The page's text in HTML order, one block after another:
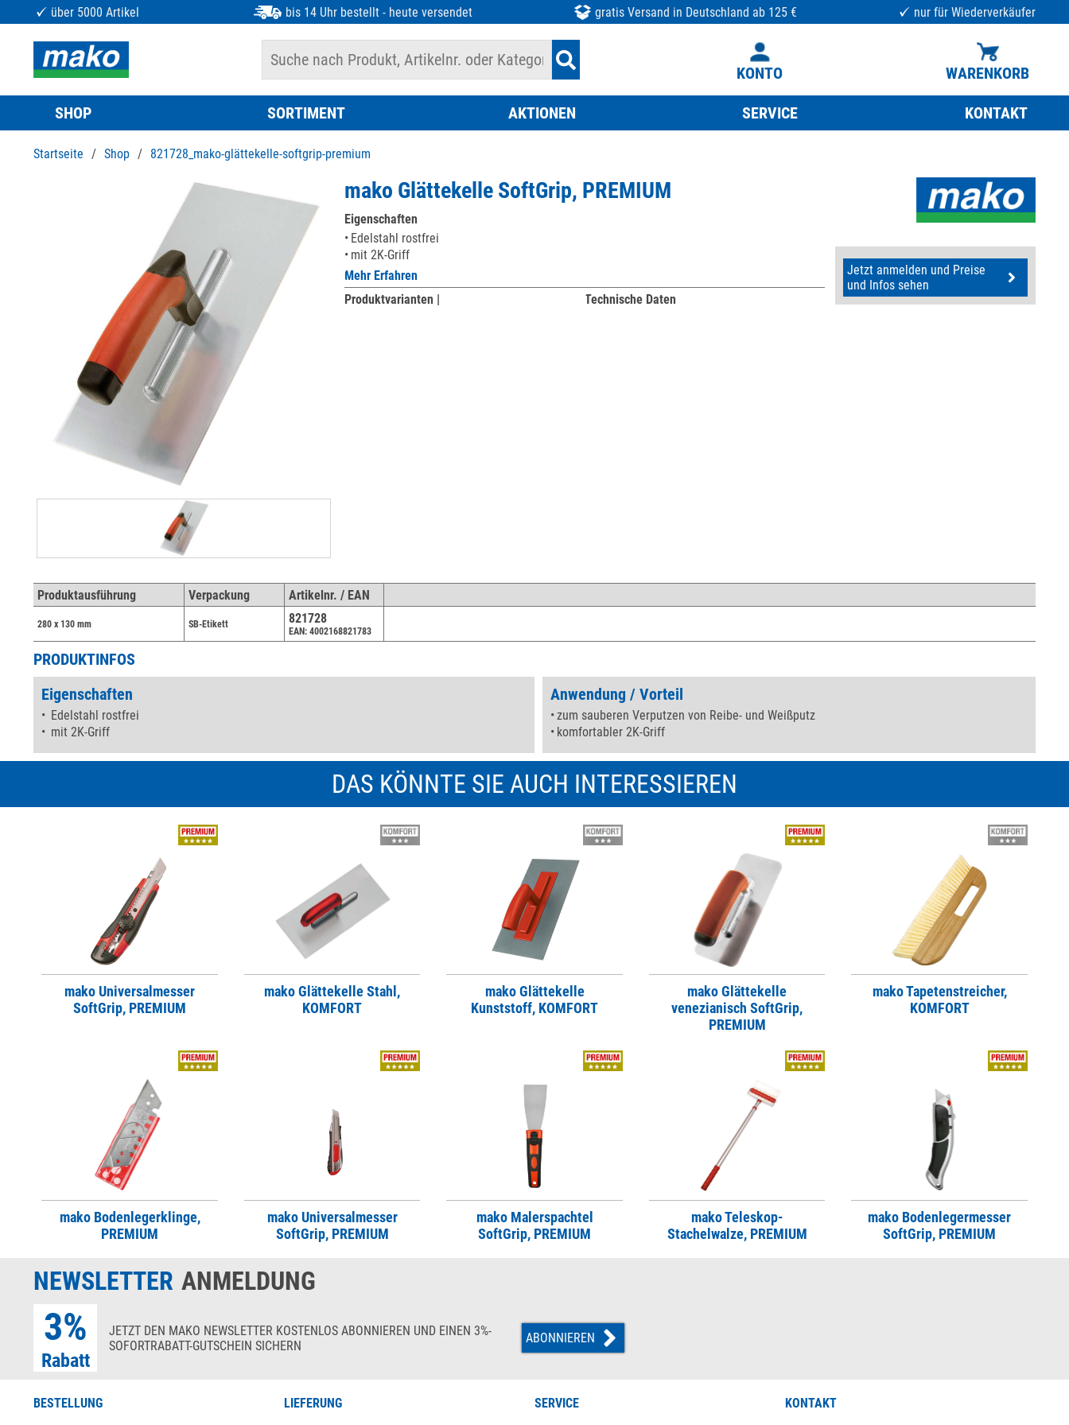
über 5000 Artikel bis 14 Uhr bestellt - heute versendet gratis Versand in Deutschland ab 125 € nur für Wiederverkäufer
KONTO WARENKORB
SHOP SORTIMENT AKTIONEN SERVICE KONTAKT
Startseite / Shop / 821728_mako-glättekelle-softgrip-premium
mako Glättekelle SoftGrip, PREMIUM
Eigenschaften
Edelstahl rostfrei
mit 2K-Griff
Mehr Erfahren
Produktvarianten |
Technische Daten
Jetzt anmelden und Preise
und Infos sehen
Produktausführung Verpackung Artikelnr. / EAN
280 x 130 mm SB-Etikett 821728
EAN: 4002168821783
PRODUKTINFOS
Eigenschaften
Edelstahl rostfrei
mit 2K-Griff
Anwendung / Vorteil
zum sauberen Verputzen von Reibe- und Weißputz
komfortabler 2K-Griff
DAS KÖNNTE SIE AUCH INTERESSIEREN
mako Universalmesser
SoftGrip, PREMIUM
mako Glättekelle Stahl,
KOMFORT
mako Glättekelle
Kunststoff, KOMFORT
mako Glättekelle
venezianisch SoftGrip,
PREMIUM
mako Tapetenstreicher,
KOMFORT
mako Bodenlegerklinge,
PREMIUM
mako Universalmesser
SoftGrip, PREMIUM
mako Malerspachtel
SoftGrip, PREMIUM
mako Teleskop-
Stachelwalze, PREMIUM
mako Bodenlegermesser
SoftGrip, PREMIUM
NEWSLETTER ANMELDUNG
3%
Rabatt
JETZT DEN MAKO NEWSLETTER KOSTENLOS ABONNIEREN UND EINEN 3%-
SOFORTRABATT-GUTSCHEIN SICHERN
ABONNIEREN
BESTELLUNG LIEFERUNG SERVICE KONTAKT